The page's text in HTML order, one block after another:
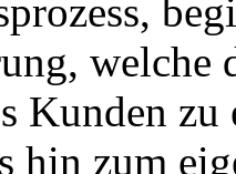
welche
Kunden zu
hin zum